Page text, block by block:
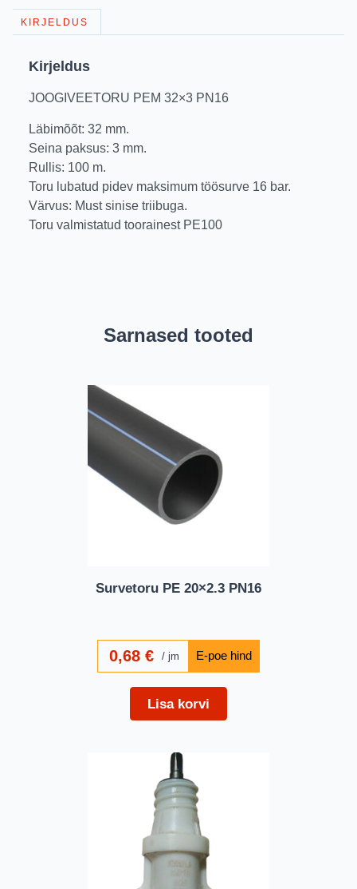
KIRJELDUS
Kirjeldus
JOOGIVEETORU PEM 32×3 PN16
Läbimõõt: 32 mm.
Seina paksus: 3 mm.
Rullis: 100 m.
Toru lubatud pidev maksimum töösurve 16 bar.
Värvus: Must sinise triibuga.
Toru valmistatud toorainest PE100
Sarnased tooted
Survetoru PE 20×2.3 PN16
0,68 € jm
Lisa korvi